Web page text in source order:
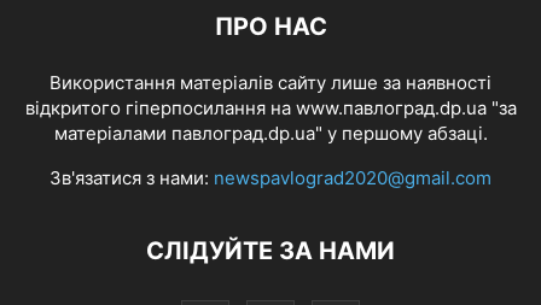
ПРО НАС
Використання матеріалів сайту лише за наявності
відкритого гіперпосилання на www.павлоград.dp.ua "за
матеріалами павлоград.dp.ua" у першому абзаці.
Зв'язатися з нами: newspavlograd2020@gmail.com
СЛІДУЙТЕ ЗА НАМИ